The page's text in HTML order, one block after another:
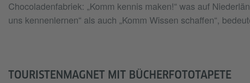
Chocoladenfabriek: „Komm kennis maken!“ was auf
uns kennenlernen“ als auch „Komm Wissen schaffen“,
TOURISTENMAGNET MIT BÜCHERFOTOTAPETE